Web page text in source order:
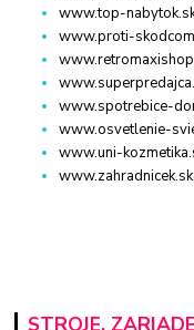
www.top-
www.proti-
www.spotrebice-
www.osvetlenie-
www.uni-
www.zahradnicek.sk
STROJE,